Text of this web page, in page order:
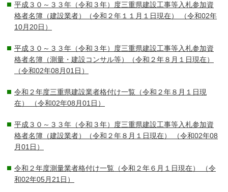
平成３０～３３年（令和３年）度三重県建設工事等入札参加資
格者名簿（建設業者）（令和２年１１月１日現在）
（令和02年
10月20日）
平成３０～３３年（令和３年）度三重県建設工事等入札参加資
格者名簿（測量・建設コンサル等）（令和２年８月１日現在）
（令和02年08月01日）
令和２年度三重県建設業者格付け一覧（令和２年８月１日現
在）
（令和02年08月01日）
平成３０～３３年（令和３年）度三重県建設工事等入札参加資
格者名簿（建設業者）（令和２年８月１日現在）
（令和02年08
月01日）
令和２年度測量業者格付け一覧（令和２年６月１日現在）
（令
和02年05月21日）